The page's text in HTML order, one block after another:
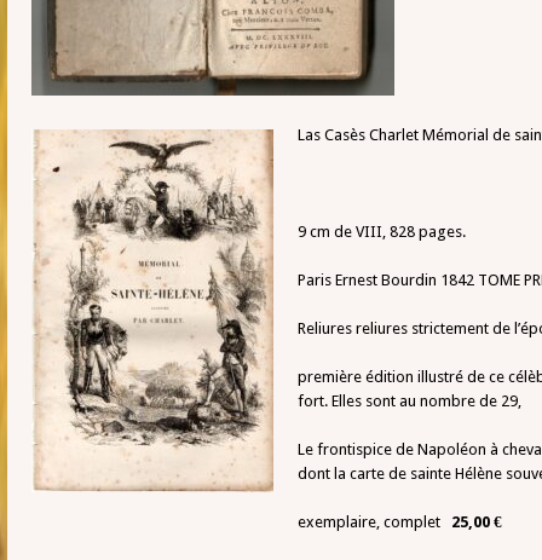
Las Casès Charlet Mémorial de
9 cm de VIII, 828 pages.
Paris Ernest Bourdin 1842 TOME
Reliures reliures strictement de
première édition illustré de ce
fort. Elles sont au nombre de 29,
Le frontispice de Napoléon à
dont la carte de sainte Hélène
exemplaire, complet 25,00 €